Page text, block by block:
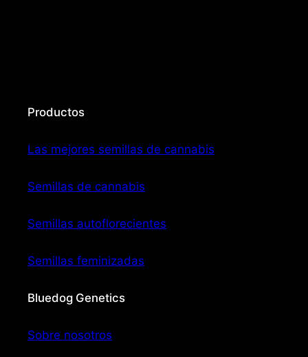
Productos
Las mejores semillas de cannabis
Semillas de cannabis
Semillas autoflorecientes
Semillas feminizadas
Bluedog Genetics
Sobre nosotros